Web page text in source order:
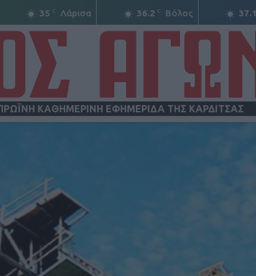
35 C Λάρισα 36.2 C Βόλος 37.1
ΚΑΘΗΜΕΡΙΝΗ ΕΦΗΜΕΡΙΔΑ ΤΗΣ ΚΑΡΔΙΤΣΑΣ